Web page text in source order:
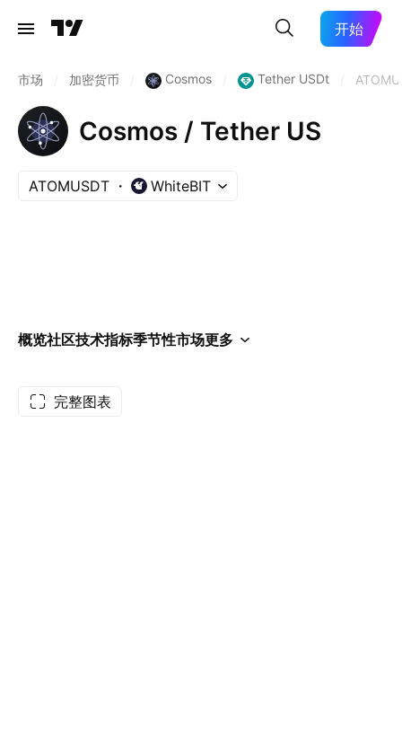
开始
市场 加密货币 Cosmos Tether USDt
Cosmos / Tether US
ATOMUSDT WhiteBIT
概览社区技术指标季节性市场更多
完整图表